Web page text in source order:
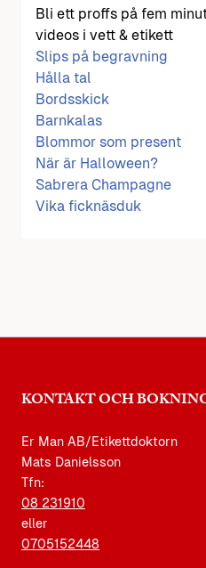
Bli ett proffs på fem
videos i vett & etikett
Slips på begravning
Hålla tal
Bordsskick
Barnkalas
Blommor som present
När är Halloween?
Sabrera Champagne
Vika ficknäsduk
KONTAKT OCH
Er Man AB/Etikettdoktorn
Mats Danielsson
Tfn:
08 231910
eller
0705152448